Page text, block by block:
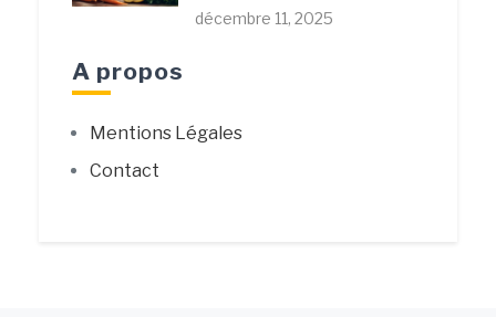
décembre 11, 2025
A propos
Mentions Légales
Contact